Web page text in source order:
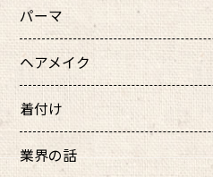
パーマ
ヘアメイク
着付け
業界の話